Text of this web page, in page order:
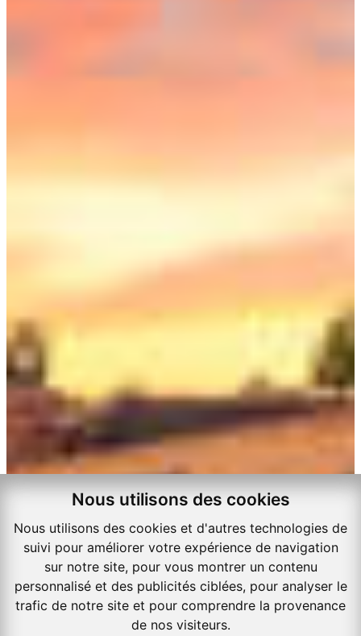
Nous utilisons des cookies
Nous utilisons des cookies et d'autres technologies de
suivi pour améliorer votre expérience de navigation
sur notre site, pour vous montrer un contenu
personnalisé et des publicités ciblées, pour analyser le
trafic de notre site et pour comprendre la provenance
de nos visiteurs.